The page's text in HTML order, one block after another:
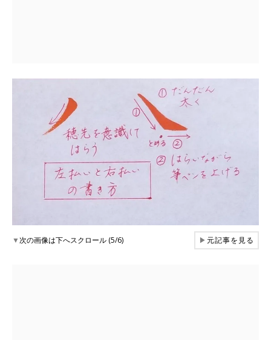
▼次の画像は下へスクロール (5/6) ▶元記事を見る